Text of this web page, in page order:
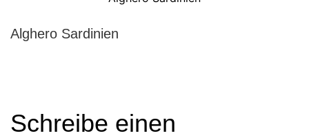
Alghero Sardinien
Schreibe einen